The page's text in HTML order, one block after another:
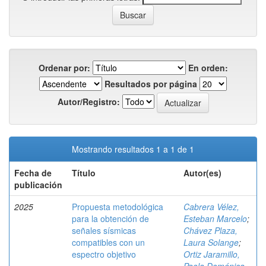
Ordenar por:
En orden:
Resultados por página
Autor/Registro:
Mostrando resultados 1 a 1 de 1
Fecha de
publicación
Título Autor(es)
2025
Propuesta metodológica
para la obtención de
señales sísmicas
compatibles con un
espectro objetivo
Cabrera Vélez,
Esteban Marcelo;
Chávez Plaza,
Laura Solange;
Ortiz Jaramillo,